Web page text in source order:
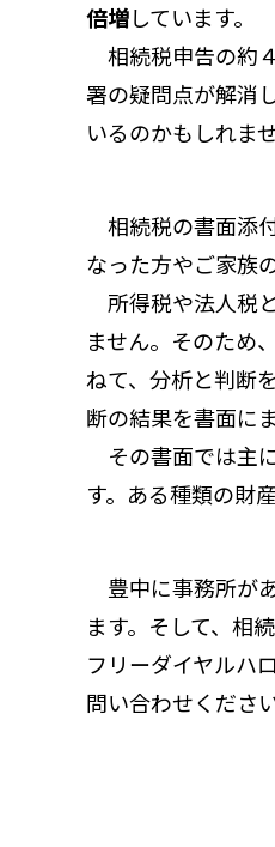
倍増しています。
相続税申告の約
署の疑問点が解消
いるのかもしれませ
相続税の書面添
なった方やご家族
所得税や法人税
ません。そのため
ねて、分析と判断
断の結果を書面に
その書面では主
す。ある種類の財
豊中に事務所が
ます。そして、相
フリーダイヤルハ
問い合わせください